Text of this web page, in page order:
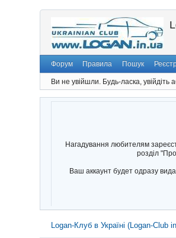
Форум Правила Пошук
Ви не увійшли. Будь-ласка, увійдіть
Нагадування любителям
розділ
Ваш аккаунт будет одразу
Logan-Клуб в Україні (Logan-Club